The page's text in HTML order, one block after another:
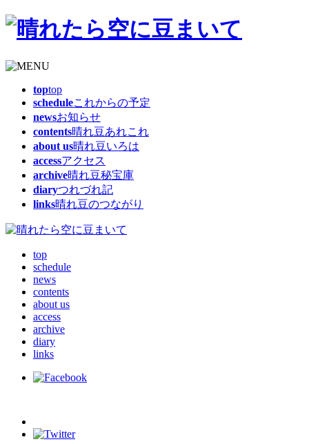
toptop
scheduleこれからの予定
newsお知らせ
contents晴れ豆あれこれ
about us晴れ豆いろは
accessアクセス
archive晴れ豆秘宝庫
diaryつれづれ記
links晴れ豆のつながり
top
schedule
news
contents
about us
access
archive
diary
links